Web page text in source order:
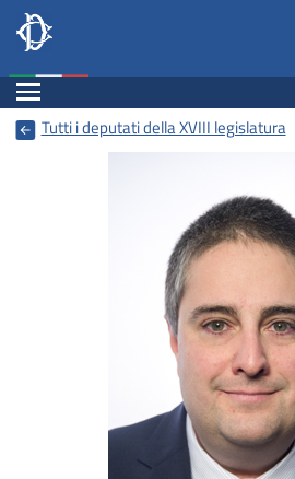
Deputati, Camera dei Deputati -
Salta al contenuto principale
Salta al menu di navigazione
Espandi
Tutti i deputati della XVIII legislatura
Navigazione pagine di servizio
Fine pagina
Salta al contenuto principale
Salta al menu di navigazione
Vai a inizio pagina